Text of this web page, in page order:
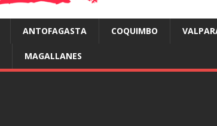
ANTOFAGASTA COQUIMBO
MAGALLANES